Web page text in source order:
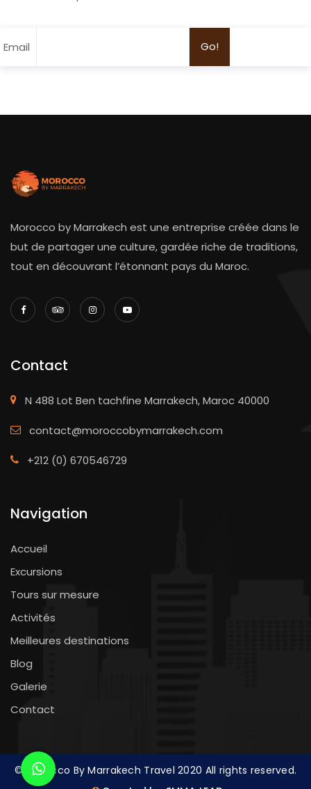
Email
Morocco by Marrakech est une entreprise créée dans le
but de partager une culture, gardée riche de traditions,
tout en découvrant l’étonnant pays du Maroc.
Contact
N 488 Lot Ben tachfine Marrakech, Maroc 40000
contact@moroccobymarrakech.com
+212 (0) 670546729
Navigation
Accueil
Excursions
Tours sur mesure
Activités
Meilleures destinations
Blog
Galerie
Contact
© Morocco By Marrakech Travel 2020 All rights reserved.